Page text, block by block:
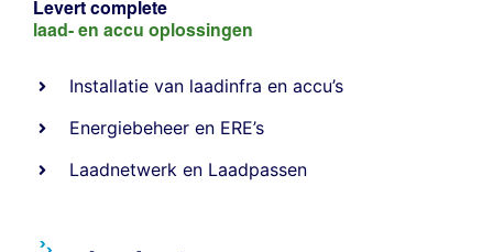
Levert complete
laad- en accu oplossingen
Installatie van laadinfra en accu’s
Energiebeheer en ERE’s
Laadnetwerk en Laadpassen